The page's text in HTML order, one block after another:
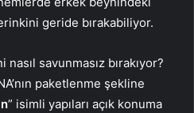
geride bırakabiliyor.
savunmasız bırakıyor?
paketlenme şekline
” isimli yapıları açık konuma